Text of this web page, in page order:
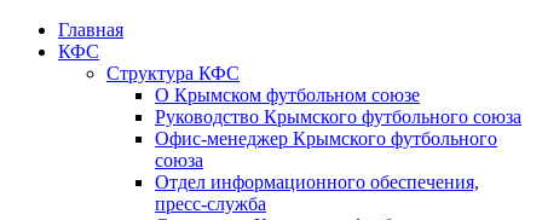
Главная
КФС
Структура КФС
О Крымском футбольном союзе
Руководство Крымского футбольного союза
Офис-менеджер Крымского футбольного
союза
Отдел информационного обеспечения,
пресс-служба